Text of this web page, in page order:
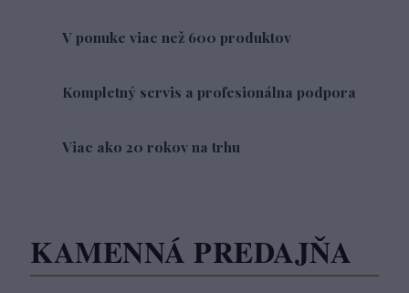
V ponuke viac než 600 produktov
Kompletný servis a profesionálna podpora
Viac ako 20 rokov na trhu
KAMENNÁ PREDAJŇA